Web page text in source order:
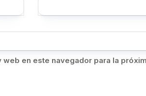
en este navegador para la